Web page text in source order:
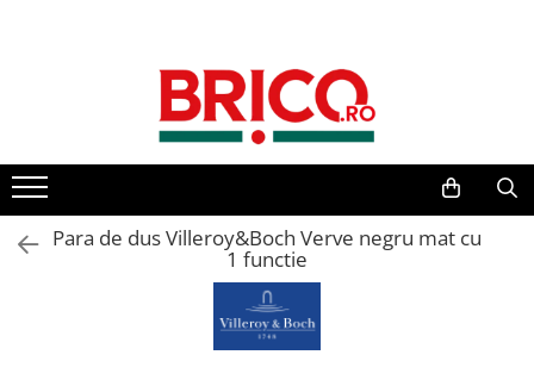
Toate Produsele
Baterii bucatarie
Para de dus Villeroy&Boch Verve negru mat cu
1 functie